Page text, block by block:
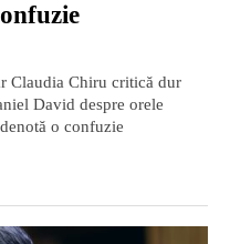
Claudia Chiru critică dur
David despre orele
o confuzie